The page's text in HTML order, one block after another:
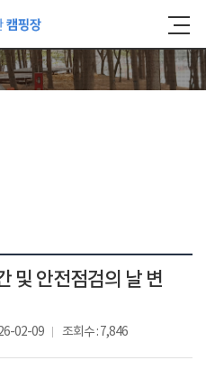
및 안전점검의 날 변
02-09 조회수 : 7,846